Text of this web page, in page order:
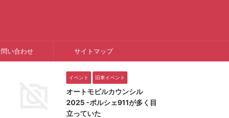
問い合わせ サイトマップ
イベント 旧車イベント
オートモビルカウンシル
2025 -ポルシェ911が多く目
立っていた